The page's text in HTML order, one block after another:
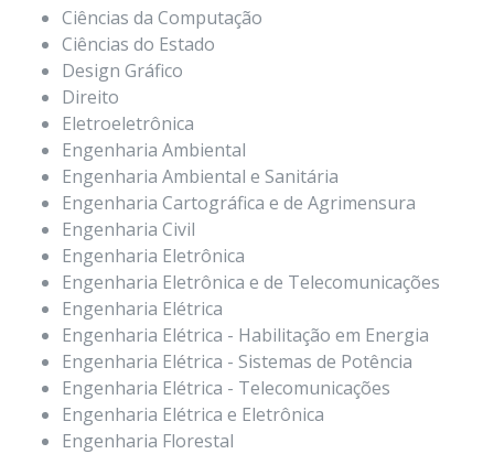
Ciências da Computação
Ciências do Estado
Design Gráfico
Direito
Eletroeletrônica
Engenharia Ambiental
Engenharia Ambiental e Sanitária
Engenharia Cartográfica e de Agrimensura
Engenharia Civil
Engenharia Eletrônica
Engenharia Eletrônica e de Telecomunicações
Engenharia Elétrica
Engenharia Elétrica - Habilitação em Energia
Engenharia Elétrica - Sistemas de Potência
Engenharia Elétrica - Telecomunicações
Engenharia Elétrica e Eletrônica
Engenharia Florestal